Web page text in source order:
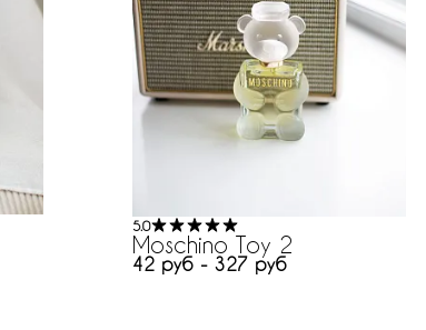
5.0
Moschino Toy 2
42 руб - 327 руб